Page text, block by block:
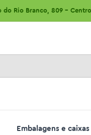
do Rio Branco, 809 -
Embalagens e caixas